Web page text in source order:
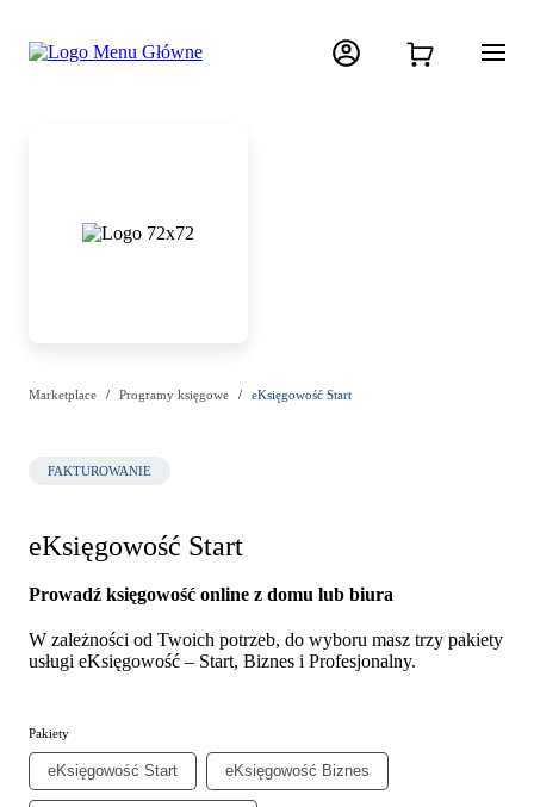
Marketplace Programy księgowe eKsięgowość Start
FAKTUROWANIE
eKsięgowość Start
Prowadź księgowość online z domu lub biura
W zależności od Twoich potrzeb, do wyboru masz trzy pakiety
usługi eKsięgowość – Start, Biznes i Profesjonalny.
Pakiety
eKsięgowość Start eKsięgowość Biznes